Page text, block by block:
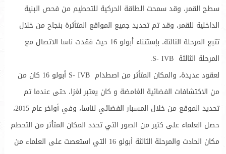
سطح القمر، وقد سمحت الطاقة الحركية للتحطيم من فحص البنية
الداخلية للقمر، وقد تم تحديد جميع المواقع المتأثرة بنجاح من خلال
تتبع المرحلة الثالثة، بإستثناء أبولو 16 حيث فقدت ناسا الاتصال مع
المرحلة الثالثة S- IVB.
لعقود عديدة، والمكان المتأثر من اصطدام S- IVB أبولو 16 كان من
من الاكتشافات الفضائية الغامضة و كان يعتبر لغزا، حتى عندما تم
تحديد الموقع من خلال المسبار الفضائي لناسا، وفي أواخر عام 2015،
حصل العلماء على كثير من الصور التي تحدد المكان المتأثر من التحطم
مكان الحادث والمرحلة الثالثة أبولو 16 التي استعصت على العلماء من